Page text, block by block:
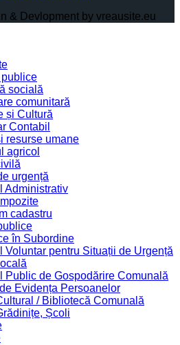
& Devlopment by vreausite.eu
socială
comunitară
și Cultură
Contabil
resurse umane
agricol
urgență
Administrativ
cadastru
în Subordine
Voluntar pentru Situații de Urgență
Public de Gospodărire Comunală
Evidența Persoanelor
/ Bibliotecă Comunală
Școli